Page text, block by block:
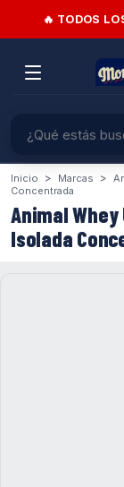
🔥 TODOS
Inicio > Marcas >
Concentrada
Animal
Isolada